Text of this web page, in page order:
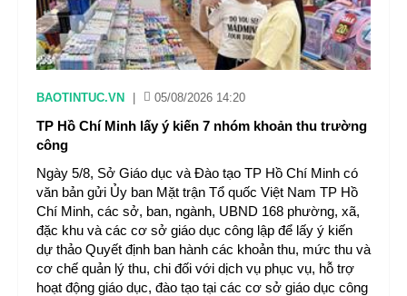
BAOTINTUC.VN 05/08/2026 14:20
TP Hồ Chí Minh lấy ý kiến 7 nhóm khoản thu trường
công
Ngày 5/8, Sở Giáo dục và Đào tạo TP Hồ Chí Minh có
văn bản gửi Ủy ban Mặt trận Tổ quốc Việt Nam TP Hồ
Chí Minh, các sở, ban, ngành, UBND 168 phường, xã,
đặc khu và các cơ sở giáo dục công lập để lấy ý kiến
dự thảo Quyết định ban hành các khoản thu, mức thu và
cơ chế quản lý thu, chi đối với dịch vụ phục vụ, hỗ trợ
hoạt động giáo dục, đào tạo tại các cơ sở giáo dục công